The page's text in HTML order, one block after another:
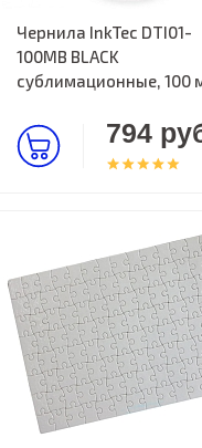
Чернила InkTec DTI01-
100MB BLACK
cублимационные, 100
794